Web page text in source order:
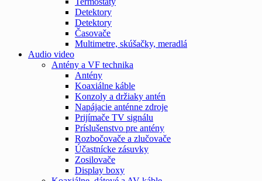
Detektory
Detektory
Časovače
Multimetre, skúšačky, meradlá
Audio video
Antény a VF technika
Antény
Koaxiálne káble
Konzoly a držiaky antén
Napájacie anténne zdroje
Prijímače TV signálu
Príslušenstvo pre antény
Rozbočovače a zlučovače
Účastnícke zásuvky
Zosilovače
Display boxy